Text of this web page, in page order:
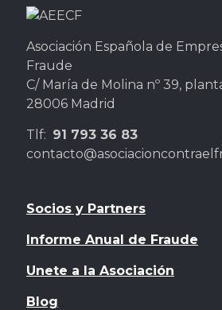
Asociación Española de
Fraude
C/ María de Molina nº 39,
28006 Madrid
Tlf: 91 793 36 83
Socios y Partners
Informe Anual de Fraude
Unete a la Asociación
Blog